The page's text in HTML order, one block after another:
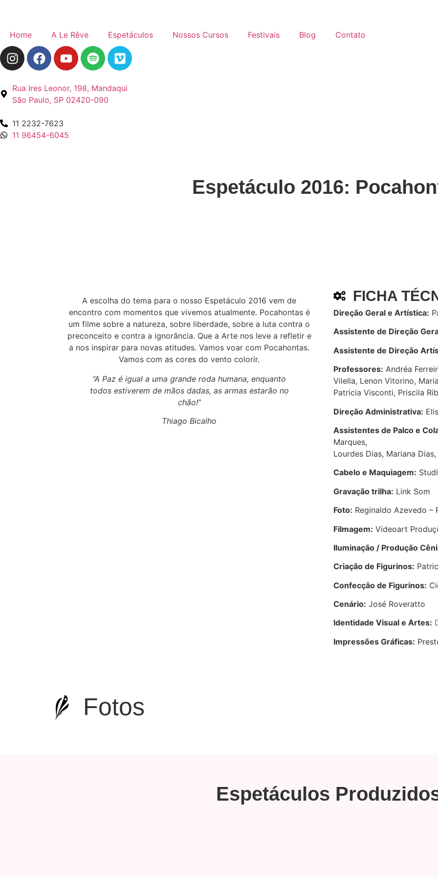
Home A Le Rêve Espetáculos Nossos Cursos Festivais Blog Contato
Rua Ires Leonor, 198, Mandaqui
São Paulo, SP 02420-090
11 2232-7623
11 96454-6045
Espetáculo 2016:
A escolha do tema para o nosso Espetáculo 2016 vem de
encontro com momentos que vivemos atualmente. Pocahontas é
um filme sobre a natureza, sobre liberdade, sobre a luta contra o
preconceito e contra a ignorância. Que a Arte nos leve a refletir e
a nos inspirar para novas atitudes. Vamos voar com Pocahontas.
Vamos com as cores do vento colorir.
“A Paz é igual a uma grande roda humana, enquanto
todos estiverem de mãos dadas, as armas estarão no
chão!”
Thiago Bicalho
FICHA
Direção Geral e Artística:
Assistente de Direção
Assistente de Direção
Professores: Andréa
Vilella, Lenon Vitorino,
Patricia Visconti, Priscila
Direção Administrativa:
Assistentes de Palco e
Marques,
Lourdes Dias, Mariana
Cabelo e Maquiagem:
Gravação trilha: Link Som
Foto: Reginaldo Azevedo –
Filmagem: Videoart
Iluminação / Produção
Criação de Figurinos:
Confecção de Figurinos:
Cenário: José Roveratto
Identidade Visual e Artes:
Impressões Gráficas:
Fotos
Espetáculos